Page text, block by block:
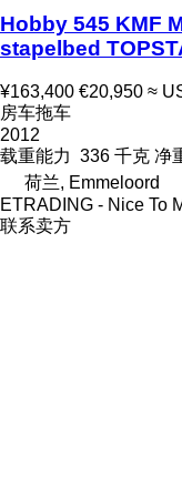
Hobby 545 KMF
stapelbed
¥163,400 €20,950 ≈
房车拖车
2012
载重能力 336 千克 净
荷兰, Emmeloord
ETRADING - Nice To
联系卖方